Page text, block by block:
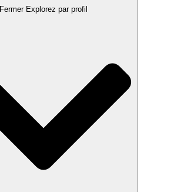
Fermer Explorez par profil